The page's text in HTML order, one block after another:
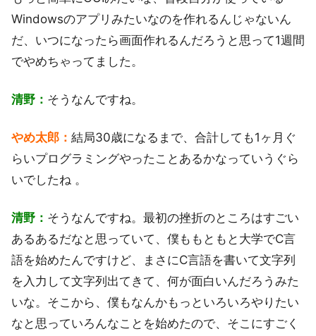
Windowsのアプリみたいなのを作れるんじゃないん
だ、いつになったら画面作れるんだろうと思って1週間
でやめちゃってました。
清野： そうなんですね。
やめ太郎： 結局30歳になるまで、合計しても1ヶ月ぐ
らいプログラミングやったことあるかなっていうぐら
いでしたね 。
清野： そうなんですね。最初の挫折のところはすごい
あるあるだなと思っていて、僕ももともと大学でC言
語を始めたんですけど、まさにC言語を書いて文字列
を入力して文字列出てきて、何が面白いんだろうみた
いな。そこから、僕もなんかもっといろいろやりたい
なと思っていろんなことを始めたので、そこにすごく